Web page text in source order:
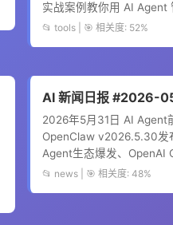
实战案例教你用 AI Agent
📂 tools | 🎯 相关度: 52%
AI 新闻日报 #2026-
2026年5月31日 AI Agent
OpenClaw v2026.5.30发
Agent生态爆发、OpenAI
📂 news | 🎯 相关度: 48%